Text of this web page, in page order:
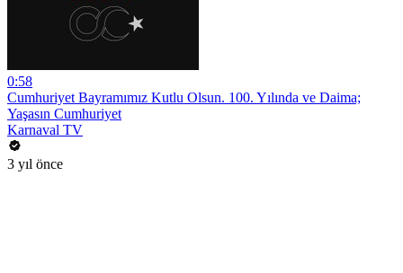
0:58
Cumhuriyet Bayramımız Kutlu Olsun. 100. Yılında ve Daima;
Yaşasın Cumhuriyet
Karnaval TV
3 yıl önce